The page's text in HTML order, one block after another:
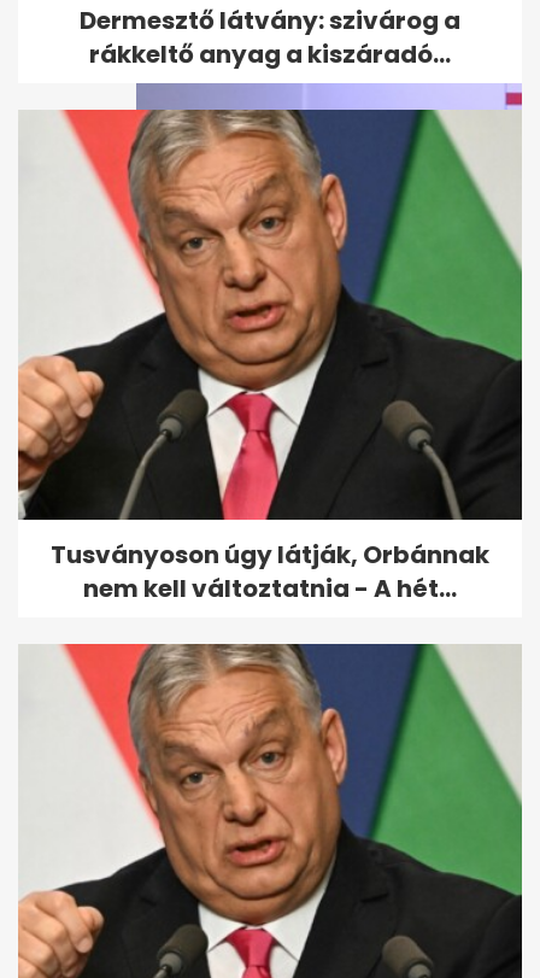
Elszállt a költségvetés: 1100
milliárddal lesz nagyobb a
hiány
Dermesztő látvány: szivárog a
rákkeltő anyag a kiszáradó...
Tusványoson úgy látják, Orbánnak
nem kell változtatnia - A hét...